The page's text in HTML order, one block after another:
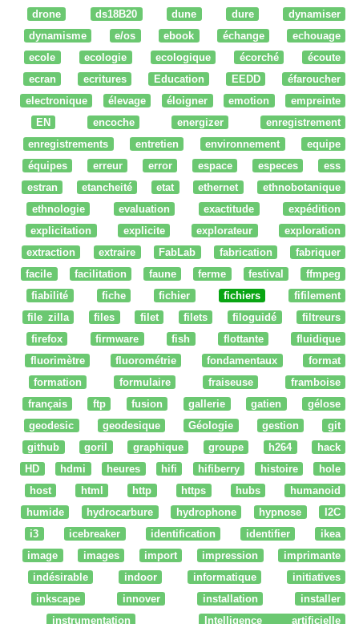
drone
ds18B20 dune dure
dynamiser
dynamisme
e/os ebook échange
echouage
ecole
ecologie ecologique écorché
écoute
ecran
ecritures Education EEDD
éfaroucher
electronique
élevage éloigner emotion
empreinte
EN
encoche energizer
enregistrement
enregistrements
entretien environnement
equipe
équipes
erreur error espace especes
ess
estran
etancheité etat ethernet
ethnobotanique
ethnologie
evaluation exactitude
expédition
explicitation
explicite explorateur
exploration
extraction
extraire FabLab fabrication
fabriquer
facile
facilitation faune ferme festival
ffmpeg
fiabilité
fiche fichier fichiers
fifilement
file zilla
files filet filets filoguidé
filtreurs
firefox
firmware fish flottante
fluidique
fluorimètre
fluorométrie fondamentaux
format
formation
formulaire fraiseuse
framboise
français
ftp fusion gallerie gatien
gélose
geodesic
geodesique Géologie gestion
git
github
goril graphique groupe h264
hack
HD
hdmi heures hifi hifiberry histoire
hole
host
html http https hubs
humanoid
humide
hydrocarbure hydrophone hypnose
I2C
i3
icebreaker identification identifier
ikea
image
images import impression
imprimante
indésirable
indoor informatique
initiatives
inkscape
innover installation
installer
instrumentation
Intelligence artificielle